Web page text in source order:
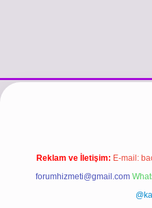
vdcasino güncel girişhttps://
Reklam ve İletişim: E-mail:
forumhizmeti@gmail.com